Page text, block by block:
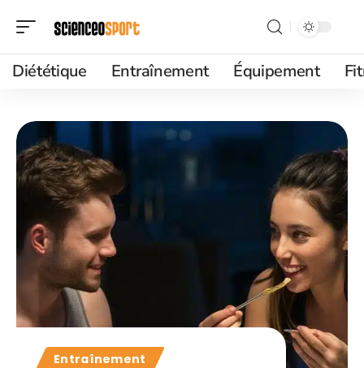
Diététique Entraînement Équipement
Entraînement